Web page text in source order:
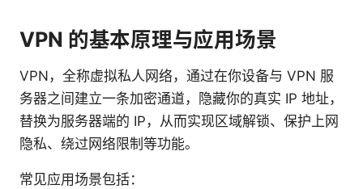
VPN 的基本原理与应用场景
VPN，全称虚拟私人网络，通过在你设备与 VPN 服
务器之间建立一条加密通道，隐藏你的真实 IP 地址，
替换为服务器端的 IP，从而实现区域解锁、保护上网
隐私、绕过网络限制等功能。
常见应用场景包括：